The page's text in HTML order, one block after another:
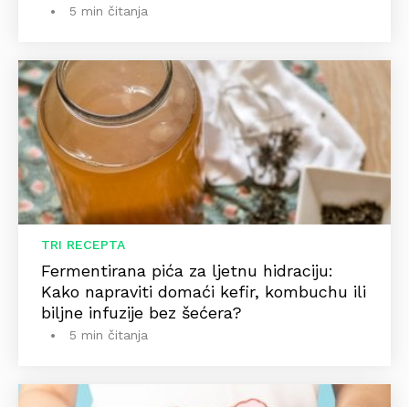
5 min čitanja
TRI RECEPTA
Fermentirana pića za ljetnu hidraciju:
Kako napraviti domaći kefir, kombuchu ili
biljne infuzije bez šećera?
5 min čitanja